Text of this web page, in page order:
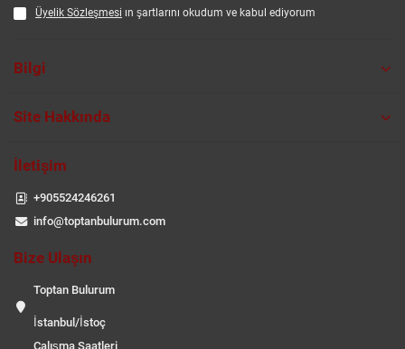
Üyelik Sözleşmesi ın şartlarını okudum ve kabul ediyorum
Bilgi
Site Hakkında
İletişim
+905524246261
info@toptanbulurum.com
Bize Ulaşın
Toptan Bulurum
İstanbul/İstoç
Çalışma Saatleri